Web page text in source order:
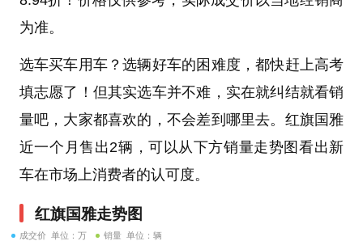
为准。
选车买车用车？选辆好车的困难度，都快赶上高考
填志愿了！但其实选车并不难，实在就纠结就看销
量吧，大家都喜欢的，不会差到哪里去。红旗国雅
近一个月售出2辆，可以从下方销量走势图看出新
车在市场上消费者的认可度。
红旗国雅走势图
成交价 单位：万 销量 单位：辆